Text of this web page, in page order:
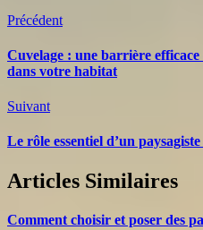
Précédent
Cuvelage : une barrière
dans votre habitat
Suivant
Le rôle essentiel d’un
Articles Similaires
Comment choisir et poser des